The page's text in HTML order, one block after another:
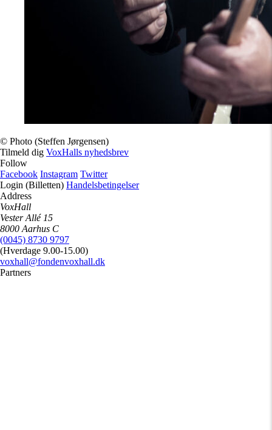
© Photo (Steffen Jørgensen)
Tilmeld dig VoxHalls nyhedsbrev
Follow
Facebook Instagram Twitter
Login (Billetten) Handelsbetingelser
Address
VoxHall
Vester Allé 15
8000 Aarhus C
(0045) 8730 9797
(Hverdage 9.00-15.00)
voxhall@fondenvoxhall.dk
Partners